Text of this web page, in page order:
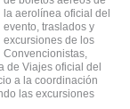
la aerolínea oficial del
evento, traslados y
excursiones de los
Convencionistas,
de Viajes oficial del
a la coordinación
las excursiones